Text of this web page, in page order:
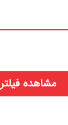
مشاهده فیلتر